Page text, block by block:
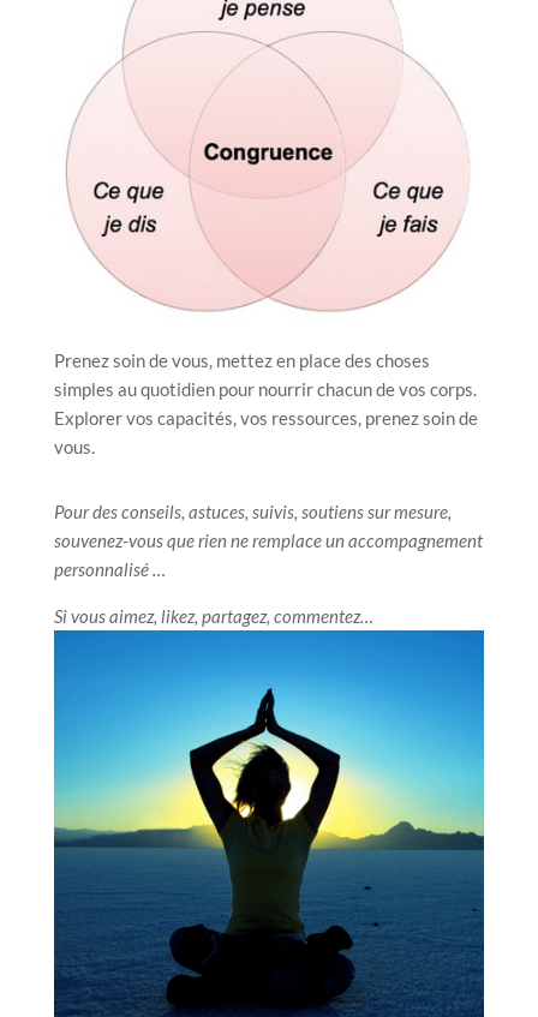
Prenez soin de vous, mettez en place des choses
simples au quotidien pour nourrir chacun de vos corps.
Explorer vos capacités, vos ressources, prenez soin de
vous.
Pour des conseils, astuces, suivis, soutiens sur mesure,
souvenez-vous que rien ne remplace un accompagnement
personnalisé …
Si vous aimez, likez, partagez, commentez…